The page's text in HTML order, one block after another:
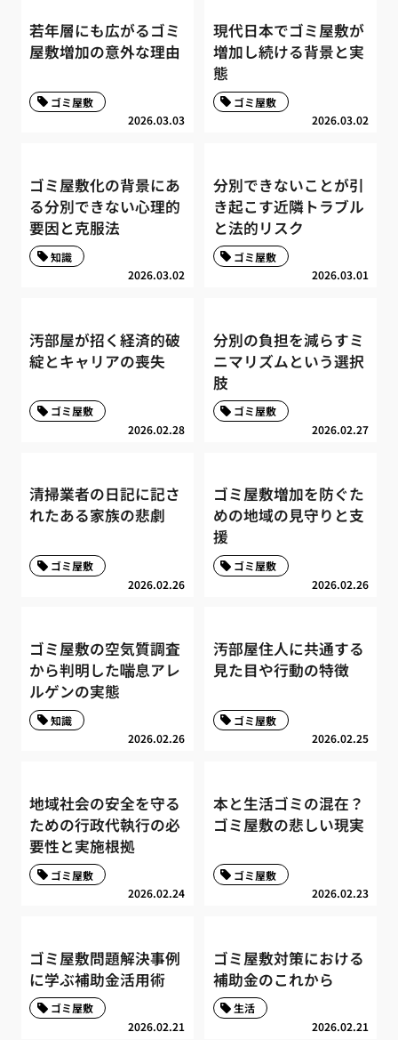
若年層にも広がるゴミ
屋敷増加の意外な理由
2026.03.03
ゴミ屋敷
現代日本でゴミ屋敷が
増加し続ける背景と実
態
2026.03.02
ゴミ屋敷
ゴミ屋敷化の背景にあ
る分別できない心理的
要因と克服法
2026.03.02
知識
分別できないことが引
き起こす近隣トラブル
と法的リスク
2026.03.01
ゴミ屋敷
汚部屋が招く経済的破
綻とキャリアの喪失
2026.02.28
ゴミ屋敷
分別の負担を減らすミ
ニマリズムという選択
肢
2026.02.27
ゴミ屋敷
清掃業者の日記に記さ
れたある家族の悲劇
2026.02.26
ゴミ屋敷
ゴミ屋敷増加を防ぐた
めの地域の見守りと支
援
2026.02.26
ゴミ屋敷
ゴミ屋敷の空気質調査
から判明した喘息アレ
ルゲンの実態
2026.02.26
知識
汚部屋住人に共通する
見た目や行動の特徴
2026.02.25
ゴミ屋敷
地域社会の安全を守る
ための行政代執行の必
要性と実施根拠
2026.02.24
ゴミ屋敷
本と生活ゴミの混在？
ゴミ屋敷の悲しい現実
2026.02.23
ゴミ屋敷
ゴミ屋敷問題解決事例
に学ぶ補助金活用術
2026.02.21
ゴミ屋敷
ゴミ屋敷対策における
補助金のこれから
2026.02.21
生活